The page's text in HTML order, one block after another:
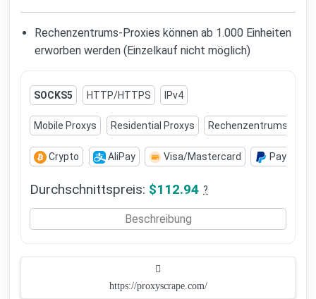
Rechenzentrums-Proxies können ab 1.000 Einheiten
erworben werden (Einzelkauf nicht möglich)
SOCKS5 HTTP/HTTPS IPv4
Mobile Proxys Residential Proxys Rechenzentrums-
Crypto AliPay Visa/Mastercard PayPal
Durchschnittspreis: $112.94 ?
Beschreibung
https://proxyscrape.com/